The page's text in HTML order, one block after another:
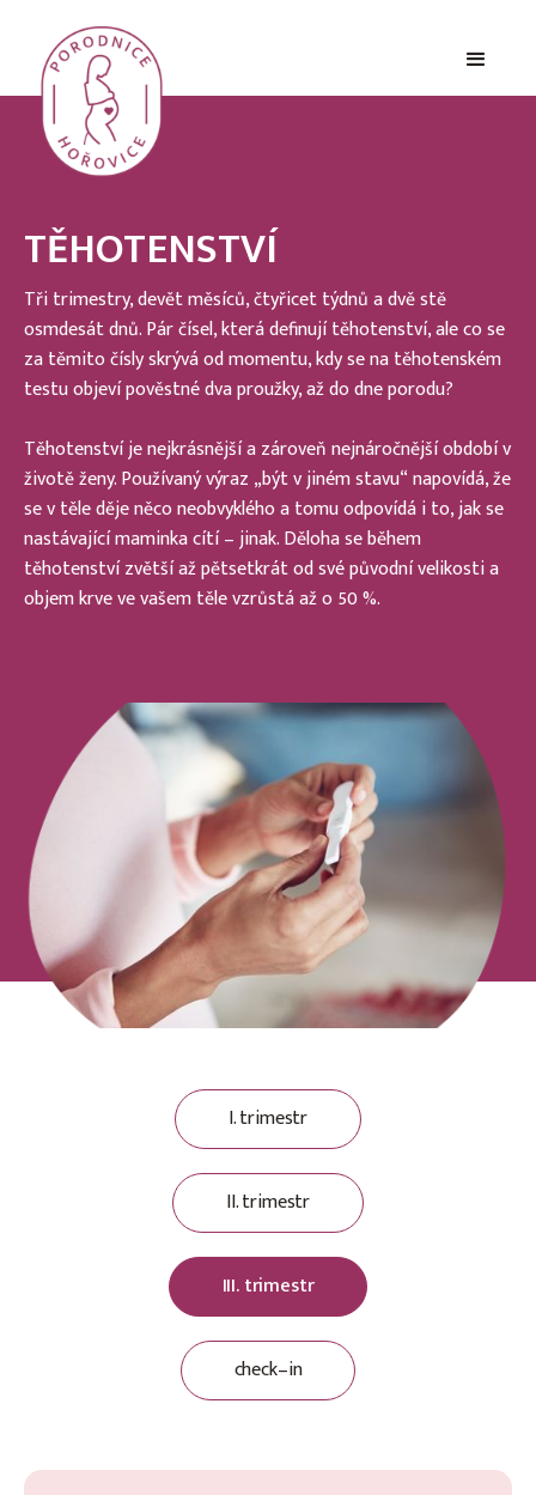
TĚHOTENSTVÍ
Tři trimestry, devět měsíců, čtyřicet týdnů a dvě stě
osmdesát dnů. Pár čísel, která definují těhotenství, ale co se
za těmito čísly skrývá od momentu, kdy se na těhotenském
testu objeví pověstné dva proužky, až do dne porodu?
Těhotenství je nejkrásnější a zároveň nejnáročnější období v
životě ženy. Používaný výraz „být v jiném stavu“ napovídá, že
se v těle děje něco neobvyklého a tomu odpovídá i to, jak se
nastávající maminka cítí – jinak. Děloha se během
těhotenství zvětší až pětsetkrát od své původní velikosti a
objem krve ve vašem těle vzrůstá až o 50 %.
I. trimestr
II. trimestr
III. trimestr
check–in